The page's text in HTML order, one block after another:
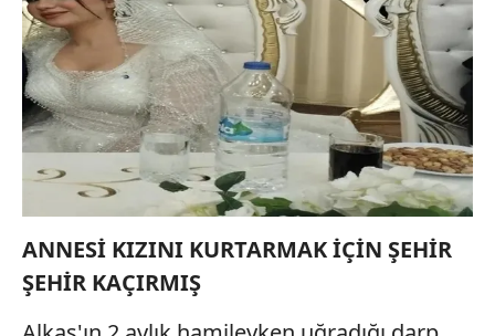
ANNESİ KIZINI KURTARMAK İÇİN ŞEHİR
ŞEHİR KAÇIRMIŞ